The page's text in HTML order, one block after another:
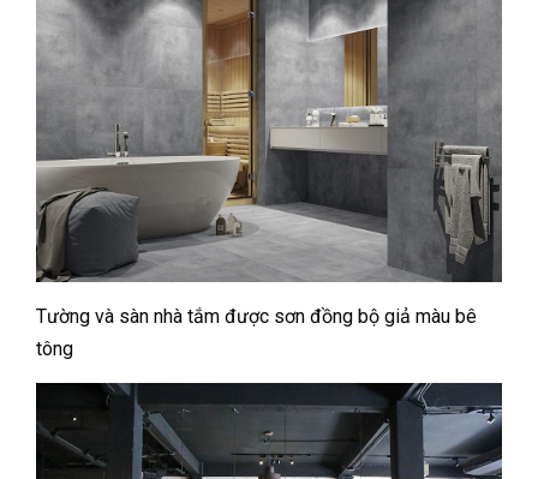
Tường và sàn nhà tắm được sơn đồng bộ giả màu bê
tông